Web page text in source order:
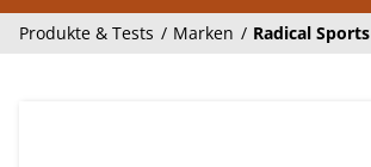
Produkte & Tests Marken Radical Sports